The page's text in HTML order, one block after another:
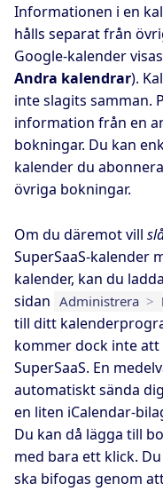
Informationen i en
hålls separat från
Google-kalender
Andra kalendrar).
inte slagits samman.
information från en
bokningar. Du kan
kalender du
övriga bokningar.
Om du däremot vill
SuperSaaS-kalender
kalender, kan du
sidan Administrera >
till ditt
kommer dock inte
SuperSaaS. En
automatiskt sända
en liten iCalendar-
Du kan då lägga till
med bara ett klick.
ska bifogas genom